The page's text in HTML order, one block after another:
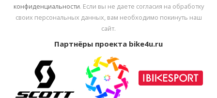
конфиденциальности. Если вы не даете согласия на обработку
своих персональных данных, вам необходимо покинуть наш
сайт.
Партнёры проекта bike4u.ru